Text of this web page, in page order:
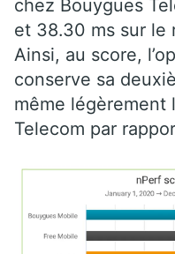
chez Bouygues
et 38.30 ms sur le
Ainsi, au score,
conserve sa
même légèrement
Telecom par